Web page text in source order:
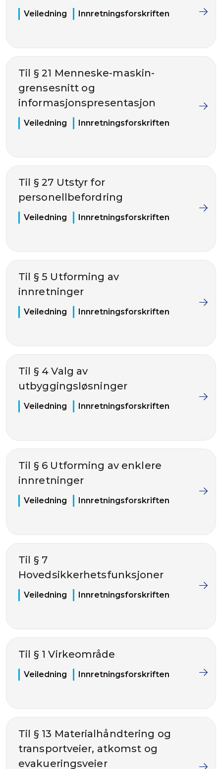
Veiledning Innretningsforskriften
Til § 21 Menneske-maskin-
grensesnitt og
informasjonspresentasjon
Veiledning Innretningsforskriften
Til § 27 Utstyr for
personellbefordring
Veiledning Innretningsforskriften
Til § 5 Utforming av
innretninger
Veiledning Innretningsforskriften
Til § 4 Valg av
utbyggingsløsninger
Veiledning Innretningsforskriften
Til § 6 Utforming av enklere
innretninger
Veiledning Innretningsforskriften
Til § 7
Hovedsikkerhetsfunksjoner
Veiledning Innretningsforskriften
Til § 1 Virkeområde
Veiledning Innretningsforskriften
Til § 13 Materialhåndtering og
transportveier, atkomst og
evakueringsveier